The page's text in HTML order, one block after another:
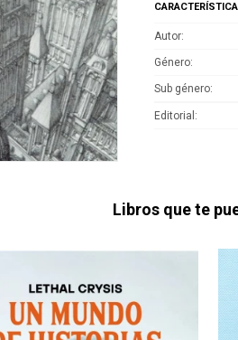
Autor
Género
Sub género
Editorial
Libros que te